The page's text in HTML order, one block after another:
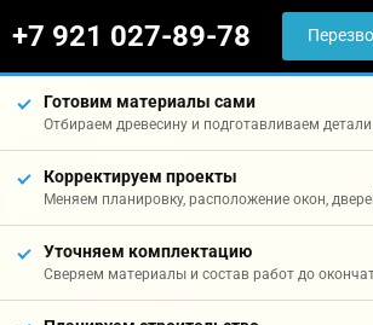
+7 921 027-89-78
Готовим материалы сами
Отбираем древесину и подготавливаем
Корректируем проекты
Меняем планировку, расположение окон,
Уточняем комплектацию
Сверяем материалы и состав работ до